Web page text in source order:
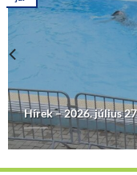
Hírek – 2026. július